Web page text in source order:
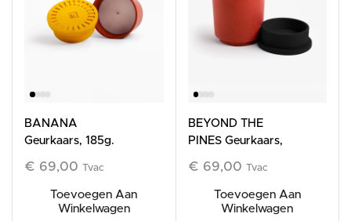
BANANA
Geurkaars, 185g.
€ 69,00 Tvac
Toevoegen Aan
Winkelwagen
BEYOND THE
PINES Geurkaars,
€ 69,00 Tvac
Toevoegen Aan
Winkelwagen